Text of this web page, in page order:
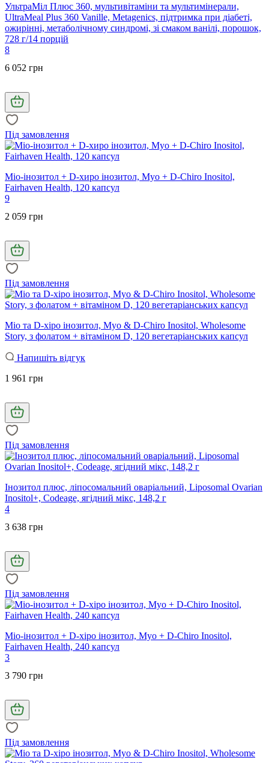
УльтраМіл Плюс 360, мультивітаміни та мультимінерали,
UltraMeal Plus 360 Vanille, Metagenics, підтримка при діабеті,
ожирінні, метаболічному синдромі, зі смаком ванілі, порошок,
728 г/14 порцій
8
6 052 грн
Під замовлення
Міо-інозитол + D-хиро інозитол, Myo + D-Chiro Inositol,
Fairhaven Health, 120 капсул
9
2 059 грн
Під замовлення
Міо та D-хіро інозитол, Myo & D-Chiro Inositol, Wholesome
Story, з фолатом + вітаміном D, 120 вегетаріанських капсул
Напишіть відгук
1 961 грн
Під замовлення
Інозитол плюс, ліпосомальний оваріальний, Liposomal Ovarian
Inositol+, Codeage, ягідний мікс, 148,2 г
4
3 638 грн
Під замовлення
Міо-інозитол + D-хіро інозитол, Myo + D-Chiro Inositol,
Fairhaven Health, 240 капсул
3
3 790 грн
Під замовлення